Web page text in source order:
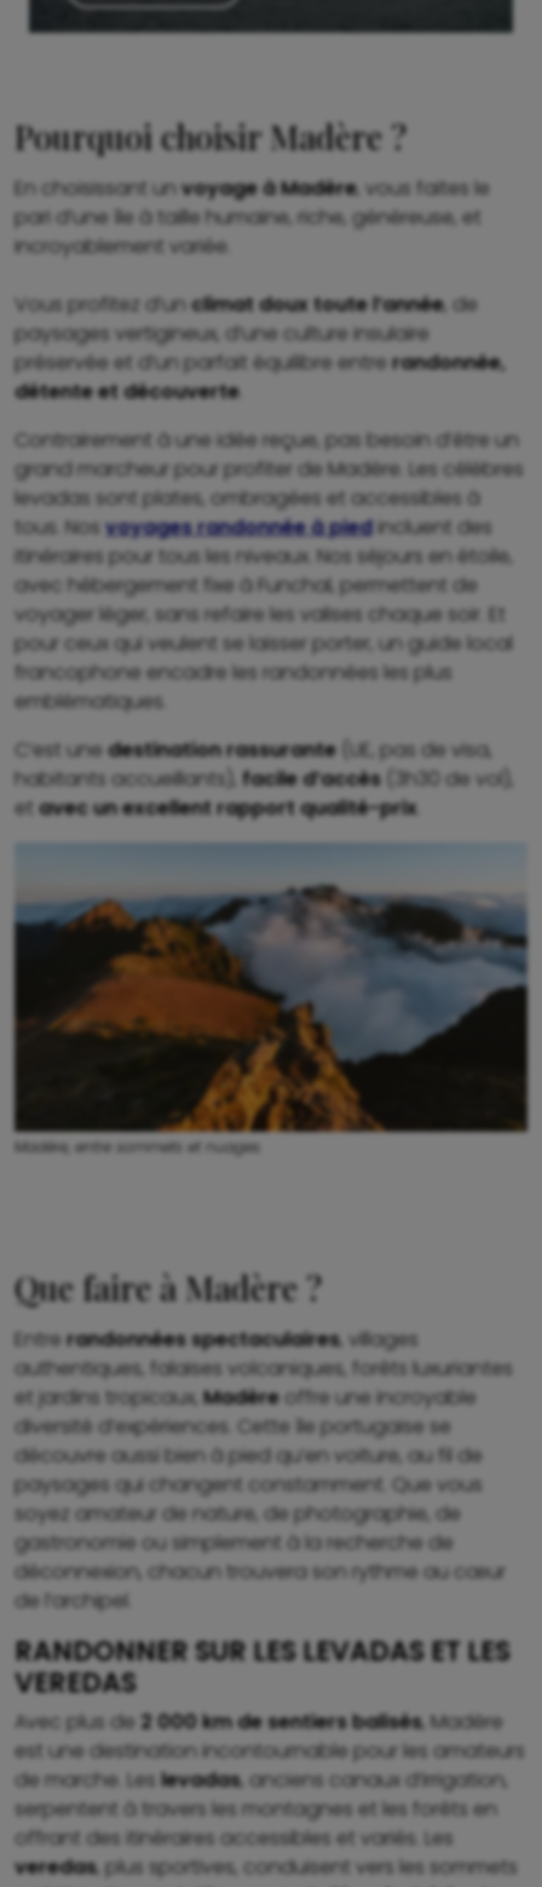
Pourquoi choisir Madère ?
En choisissant un voyage à Madère, vous faites le
pari d’une île à taille humaine, riche, généreuse, et
incroyablement variée.
Vous profitez d’un climat doux toute l’année, de
paysages vertigineux, d’une culture insulaire
préservée et d’un parfait équilibre entrerandonnée,
détente et découverte.
Contrairement à une idée reçue, pas besoin d’être un
grand marcheur pour profiter de Madère. Les célèbres
levadas sont plates, ombragées et accessibles à
tous. Nos voyages randonnée à piedincluent des
itinéraires pour tous les niveaux. Nos séjours en étoile,
avec hébergement fixe à Funchal, permettent de
voyager léger, sans refaire les valises chaque soir. Et
pour ceux qui veulent se laisser porter, un guide local
francophone encadre les randonnées les plus
emblématiques.
C’est une destination rassurante (UE, pas de visa,
habitants accueillants), facile d’accès (3h30 de vol),
et avec un excellent rapport qualité-prix
Madère, entre sommets et nuages.
Que faire à Madère ?
Entrerandonnées spectaculaires, villages
authentiques, falaises volcaniques, forêts luxuriantes
et jardins tropicaux,Madèreoffre une incroyable
diversité d’expériences. Cette île portugaise se
découvre aussi bien à pied qu’en voiture, au fil de
paysages qui changent constamment. Que vous
soyez amateur de nature, de photographie, de
gastronomie ou simplement à la recherche de
déconnexion, chacun trouvera son rythme au cœur
de l’archipel.
RANDONNER SUR LES LEVADAS ET LES
VEREDAS
Avec plus de 2 000 km de sentiers balisés, Madère
est une destination incontournable pour les amateurs
de marche. Les levadas, anciens canaux d’irrigation,
serpentent à travers les montagnes et les forêts en
offrant des itinéraires accessibles et variés. Les
veredas, plus sportives, conduisent vers les sommets